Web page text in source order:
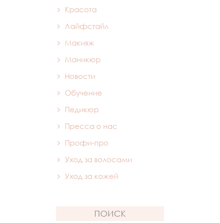
Красота
Лайфстайл
Макияж
Маникюр
Новости
Обучение
Педикюр
Пресса о нас
Профи-про
Уход за волосами
Уход за кожей
ПОИСК